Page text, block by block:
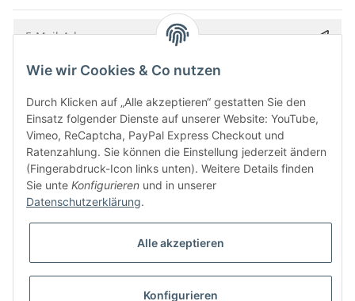
Bitte senden Sie mir entsprechend IhrerDatenschutzerklärung
* Alle Preise inkl. gesetzlicher USt., zzgl.
Besucherzähler: 5853134
Wie wir Cookies & Co nutzen
Durch Klicken auf „Alle akzeptieren“ gestatten Sie den
Einsatz folgender Dienste auf unserer Website: YouTube,
Vimeo, ReCaptcha, PayPal Express Checkout und
Ratenzahlung. Sie können die Einstellung jederzeit ändern
(Fingerabdruck-Icon links unten). Weitere Details finden
Sie unte Konfigurieren und in unserer
Datenschutzerklärung.
Alle akzeptieren
Konfigurieren